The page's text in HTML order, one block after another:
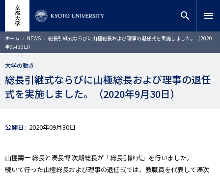
コ
ン
テ
ン
に
移
サイト内検索
検索
search menu
ホーム NEWS
総長引継式ならびに山極総長および理事の退任式を実施しました。（2020
年9月30日）
大学の動き
総長引継式ならびに山極総長および理事の退任
式を実施しました。（2020年9月30日）
公開日 2020年09月30日
山極壽一 総長と湊長博 次期総長が「総長引継式」を行いました。
続いて行った山極総長および理事の退任式では、教職員を代表して湊次